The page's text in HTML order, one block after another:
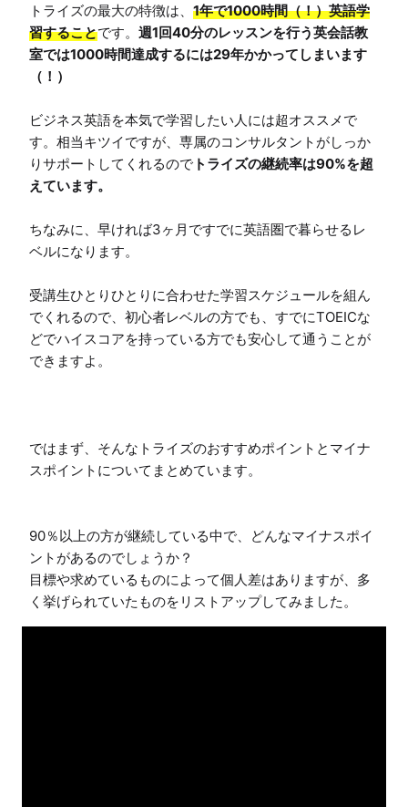
トライズの最大の特徴は、 1年で1000時間（！）英語学
習することです。 週1回40分のレッスンを行う英会話教
室では1000時間達成するには29年かかってしまいます
（！）
ビジネス英語を本気で学習したい人には超オススメで
す。相当キツイですが、専属のコンサルタントがしっか
りサポートしてくれるので トライズの継続率は90%を超
えています。
ちなみに、早ければ3ヶ月ですでに英語圏で暮らせるレ
ベルになります。
受講生ひとりひとりに合わせた学習スケジュールを組ん
でくれるので、初心者レベルの方でも、すでにTOEICな
どでハイスコアを持っている方でも安心して通うことが
できますよ。
ではまず、そんなトライズのおすすめポイントとマイナ
スポイントについてまとめています。
90％以上の方が継続している中で、どんなマイナスポイ
ントがあるのでしょうか？
目標や求めているものによって個人差はありますが、多
く挙げられていたものをリストアップしてみました。